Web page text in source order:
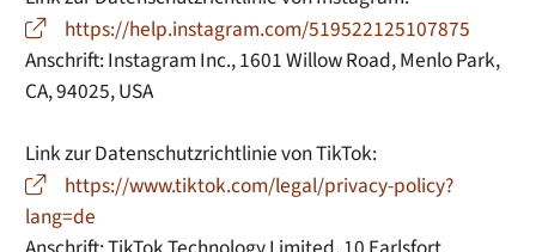
https://help.instagram.com/519522125107875
Anschrift: Instagram Inc., 1601 Willow Road, Menlo Park,
CA, 94025, USA
Link zur Datenschutzrichtlinie von TikTok:
https://www.tiktok.com/legal/privacy-policy?
lang=de